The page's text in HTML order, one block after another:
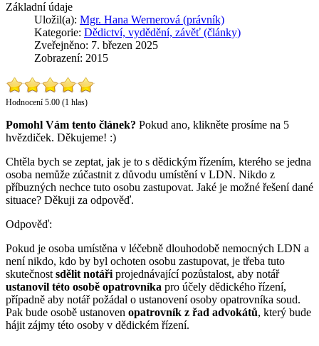
Základní údaje
Uložil(a): Mgr. Hana Wernerová (právník)
Kategorie: Dědictví, vydědění, závěť (články)
Zveřejněno: 7. březen 2025
Zobrazení: 2015
Hodnocení 5.00 (1 hlas)
Pomohl Vám tento článek? Pokud ano, klikněte prosíme na 5
hvězdiček. Děkujeme! :)
Chtěla bych se zeptat, jak je to s dědickým řízením, kterého se jedna
osoba nemůže zúčastnit z důvodu umístění v LDN. Nikdo z
příbuzných nechce tuto osobu zastupovat. Jaké je možné řešení dané
situace? Děkuji za odpověď.
Odpověď:
Pokud je osoba umístěna v léčebně dlouhodobě nemocných LDN a
není nikdo, kdo by byl ochoten osobu zastupovat, je třeba tuto
skutečnost sdělit notáři projednávající pozůstalost, aby notář
ustanovil této osobě opatrovníka pro účely dědického řízení,
případně aby notář požádal o ustanovení osoby opatrovníka soud.
Pak bude osobě ustanoven opatrovník z řad advokátů, který bude
hájit zájmy této osoby v dědickém řízení.